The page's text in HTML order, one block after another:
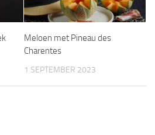
Meloen met Pineau des
Charentes
1 SEPTEMBER 2023